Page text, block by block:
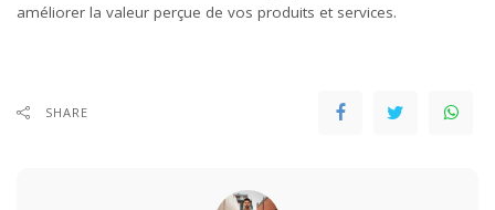
améliorer la valeur perçue de vos produits et services.
SHARE